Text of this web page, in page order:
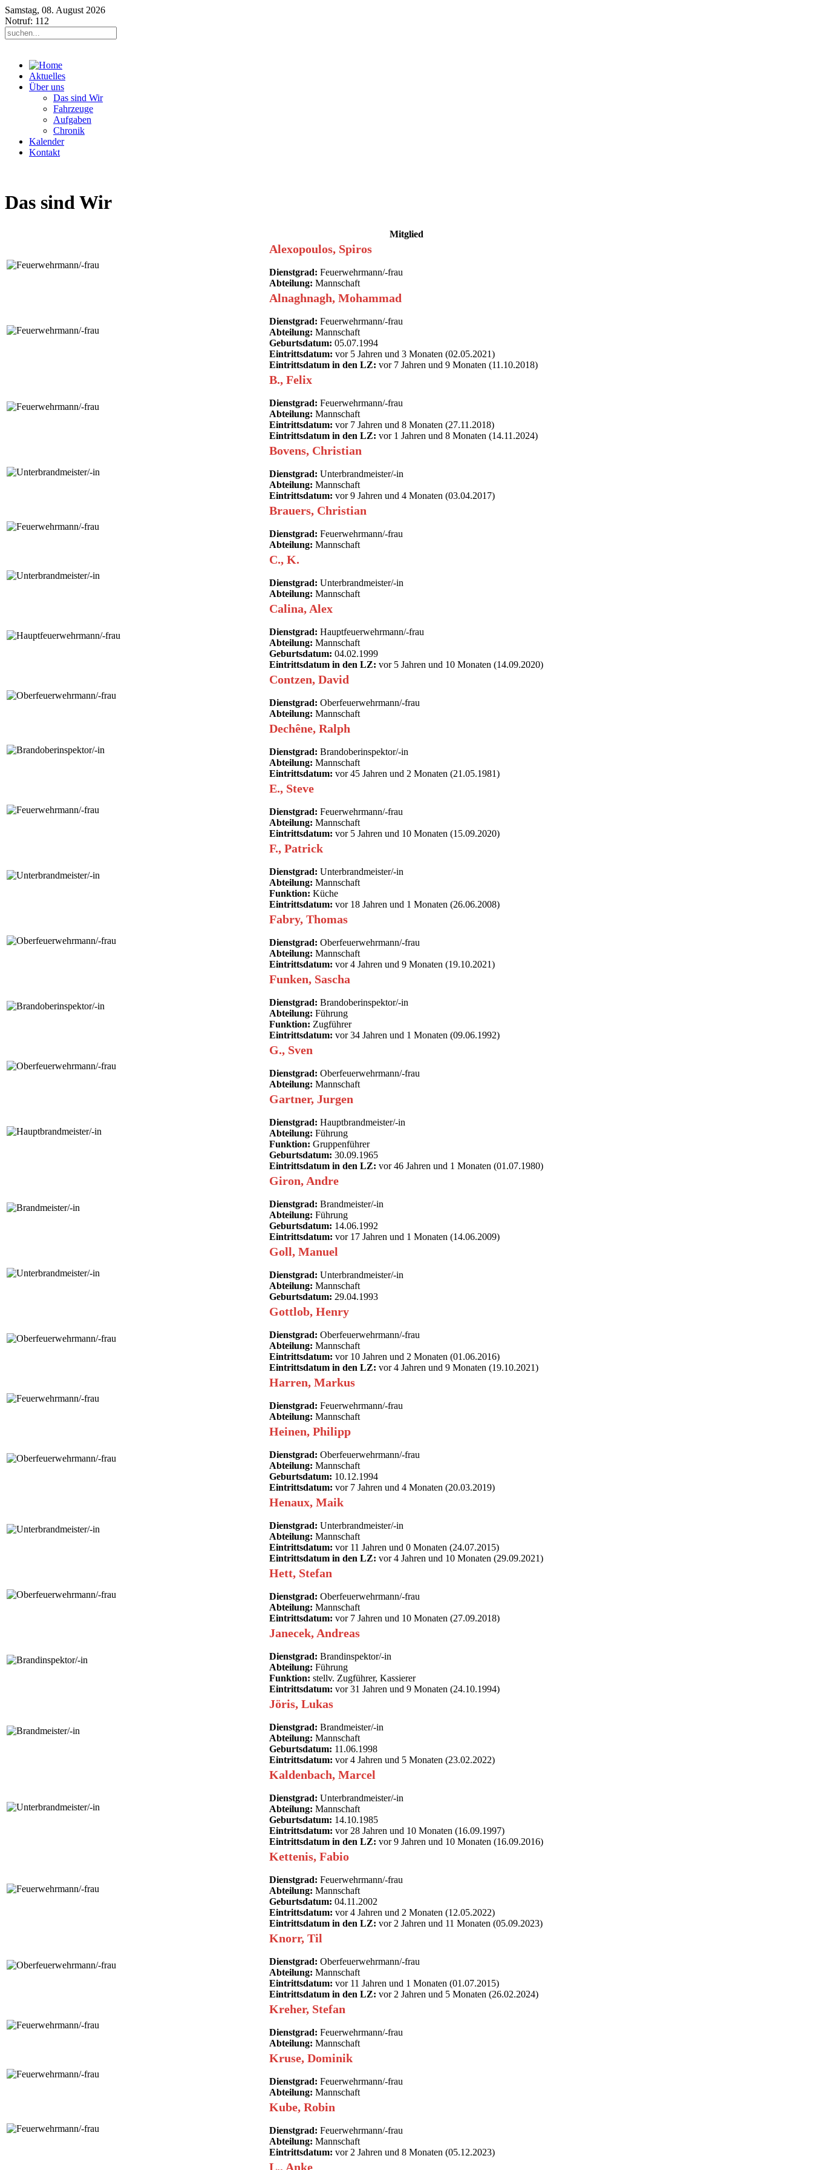
Samstag, 08. August 2026
Notruf: 112
Aktuelles
Über uns
Das sind Wir
Fahrzeuge
Aufgaben
Chronik
Kalender
Kontakt
Das sind Wir
Mitglied
Alexopoulos, Spiros
Dienstgrad: Feuerwehrmann/-frau
Abteilung: Mannschaft
Alnaghnagh, Mohammad
Dienstgrad: Feuerwehrmann/-frau
Abteilung: Mannschaft
Geburtsdatum: 05.07.1994
Eintrittsdatum: vor 5 Jahren und 3 Monaten (02.05.2021)
Eintrittsdatum in den LZ: vor 7 Jahren und 9 Monaten (11.10.2018)
B., Felix
Dienstgrad: Feuerwehrmann/-frau
Abteilung: Mannschaft
Eintrittsdatum: vor 7 Jahren und 8 Monaten (27.11.2018)
Eintrittsdatum in den LZ: vor 1 Jahren und 8 Monaten (14.11.2024)
Bovens, Christian
Dienstgrad: Unterbrandmeister/-in
Abteilung: Mannschaft
Eintrittsdatum: vor 9 Jahren und 4 Monaten (03.04.2017)
Brauers, Christian
Dienstgrad: Feuerwehrmann/-frau
Abteilung: Mannschaft
C., K.
Dienstgrad: Unterbrandmeister/-in
Abteilung: Mannschaft
Calina, Alex
Dienstgrad: Hauptfeuerwehrmann/-frau
Abteilung: Mannschaft
Geburtsdatum: 04.02.1999
Eintrittsdatum in den LZ: vor 5 Jahren und 10 Monaten (14.09.2020)
Contzen, David
Dienstgrad: Oberfeuerwehrmann/-frau
Abteilung: Mannschaft
Dechêne, Ralph
Dienstgrad: Brandoberinspektor/-in
Abteilung: Mannschaft
Eintrittsdatum: vor 45 Jahren und 2 Monaten (21.05.1981)
E., Steve
Dienstgrad: Feuerwehrmann/-frau
Abteilung: Mannschaft
Eintrittsdatum: vor 5 Jahren und 10 Monaten (15.09.2020)
F., Patrick
Dienstgrad: Unterbrandmeister/-in
Abteilung: Mannschaft
Funktion: Küche
Eintrittsdatum: vor 18 Jahren und 1 Monaten (26.06.2008)
Fabry, Thomas
Dienstgrad: Oberfeuerwehrmann/-frau
Abteilung: Mannschaft
Eintrittsdatum: vor 4 Jahren und 9 Monaten (19.10.2021)
Funken, Sascha
Dienstgrad: Brandoberinspektor/-in
Abteilung: Führung
Funktion: Zugführer
Eintrittsdatum: vor 34 Jahren und 1 Monaten (09.06.1992)
G., Sven
Dienstgrad: Oberfeuerwehrmann/-frau
Abteilung: Mannschaft
Gartner, Jurgen
Dienstgrad: Hauptbrandmeister/-in
Abteilung: Führung
Funktion: Gruppenführer
Geburtsdatum: 30.09.1965
Eintrittsdatum in den LZ: vor 46 Jahren und 1 Monaten (01.07.1980)
Giron, Andre
Dienstgrad: Brandmeister/-in
Abteilung: Führung
Geburtsdatum: 14.06.1992
Eintrittsdatum: vor 17 Jahren und 1 Monaten (14.06.2009)
Goll, Manuel
Dienstgrad: Unterbrandmeister/-in
Abteilung: Mannschaft
Geburtsdatum: 29.04.1993
Gottlob, Henry
Dienstgrad: Oberfeuerwehrmann/-frau
Abteilung: Mannschaft
Eintrittsdatum: vor 10 Jahren und 2 Monaten (01.06.2016)
Eintrittsdatum in den LZ: vor 4 Jahren und 9 Monaten (19.10.2021)
Harren, Markus
Dienstgrad: Feuerwehrmann/-frau
Abteilung: Mannschaft
Heinen, Philipp
Dienstgrad: Oberfeuerwehrmann/-frau
Abteilung: Mannschaft
Geburtsdatum: 10.12.1994
Eintrittsdatum: vor 7 Jahren und 4 Monaten (20.03.2019)
Henaux, Maik
Dienstgrad: Unterbrandmeister/-in
Abteilung: Mannschaft
Eintrittsdatum: vor 11 Jahren und 0 Monaten (24.07.2015)
Eintrittsdatum in den LZ: vor 4 Jahren und 10 Monaten (29.09.2021)
Hett, Stefan
Dienstgrad: Oberfeuerwehrmann/-frau
Abteilung: Mannschaft
Eintrittsdatum: vor 7 Jahren und 10 Monaten (27.09.2018)
Janecek, Andreas
Dienstgrad: Brandinspektor/-in
Abteilung: Führung
Funktion: stellv. Zugführer, Kassierer
Eintrittsdatum: vor 31 Jahren und 9 Monaten (24.10.1994)
Jöris, Lukas
Dienstgrad: Brandmeister/-in
Abteilung: Mannschaft
Geburtsdatum: 11.06.1998
Eintrittsdatum: vor 4 Jahren und 5 Monaten (23.02.2022)
Kaldenbach, Marcel
Dienstgrad: Unterbrandmeister/-in
Abteilung: Mannschaft
Geburtsdatum: 14.10.1985
Eintrittsdatum: vor 28 Jahren und 10 Monaten (16.09.1997)
Eintrittsdatum in den LZ: vor 9 Jahren und 10 Monaten (16.09.2016)
Kettenis, Fabio
Dienstgrad: Feuerwehrmann/-frau
Abteilung: Mannschaft
Geburtsdatum: 04.11.2002
Eintrittsdatum: vor 4 Jahren und 2 Monaten (12.05.2022)
Eintrittsdatum in den LZ: vor 2 Jahren und 11 Monaten (05.09.2023)
Knorr, Til
Dienstgrad: Oberfeuerwehrmann/-frau
Abteilung: Mannschaft
Eintrittsdatum: vor 11 Jahren und 1 Monaten (01.07.2015)
Eintrittsdatum in den LZ: vor 2 Jahren und 5 Monaten (26.02.2024)
Kreher, Stefan
Dienstgrad: Feuerwehrmann/-frau
Abteilung: Mannschaft
Kruse, Dominik
Dienstgrad: Feuerwehrmann/-frau
Abteilung: Mannschaft
Kube, Robin
Dienstgrad: Feuerwehrmann/-frau
Abteilung: Mannschaft
Eintrittsdatum: vor 2 Jahren und 8 Monaten (05.12.2023)
L., Anke